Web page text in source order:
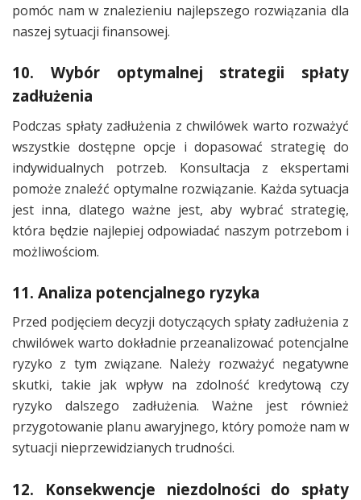
pomóc nam w znalezieniu najlepszego rozwiązania dla
naszej sytuacji finansowej.
10. Wybór optymalnej strategii spłaty
zadłużenia
Podczas spłaty zadłużenia z chwilówek warto rozważyć
wszystkie dostępne opcje i dopasować strategię do
indywidualnych potrzeb. Konsultacja z ekspertami
pomoże znaleźć optymalne rozwiązanie. Każda sytuacja
jest inna, dlatego ważne jest, aby wybrać strategię,
która będzie najlepiej odpowiadać naszym potrzebom i
możliwościom.
11. Analiza potencjalnego ryzyka
Przed podjęciem decyzji dotyczących spłaty zadłużenia z
chwilówek warto dokładnie przeanalizować potencjalne
ryzyko z tym związane. Należy rozważyć negatywne
skutki, takie jak wpływ na zdolność kredytową czy
ryzyko dalszego zadłużenia. Ważne jest również
przygotowanie planu awaryjnego, który pomoże nam w
sytuacji nieprzewidzianych trudności.
12. Konsekwencje niezdolności do spłaty